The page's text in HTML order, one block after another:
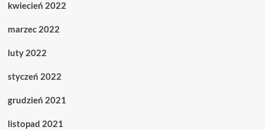
kwiecień 2022
marzec 2022
luty 2022
styczeń 2022
grudzień 2021
listopad 2021